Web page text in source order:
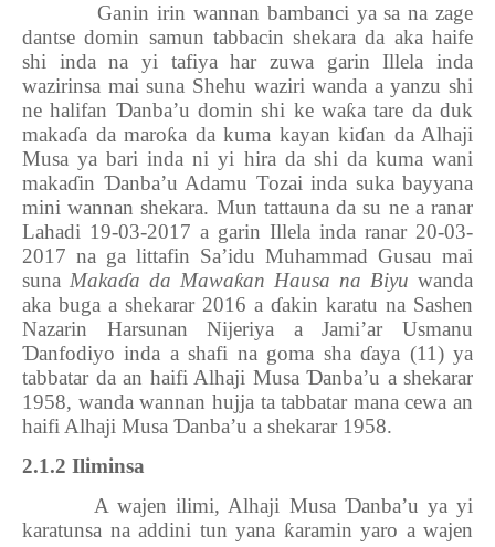
Ganin irin wannan bambanci ya sa na zage
dantse domin samun tabbacin shekara da aka haife
shi inda na yi tafiya har zuwa garin Illela inda
wazirinsa mai suna Shehu waziri wanda a yanzu shi
ne halifan Ɗanba’u domin shi ke waƙa tare da duk
makaɗa da maroƙa da kuma kayan kiɗan da Alhaji
Musa ya bari inda ni yi hira da shi da kuma wani
makaɗin Ɗanba’u Adamu Tozai inda suka bayyana
mini wannan shekara. Mun tattauna da su ne a ranar
Lahadi 19-03-2017 a garin Illela inda ranar 20-03-
2017 na ga littafin Sa’idu Muhammad Gusau mai
suna Makaɗa da Mawaƙan Hausa na Biyu wanda
aka buga a shekarar 2016 a ɗakin karatu na Sashen
Nazarin Harsunan Nijeriya a Jami’ar Usmanu
Ɗanfodiyo inda a shafi na goma shaɗaya (11) ya
tabbatar da an haifi Alhaji Musa Ɗanba’u a shekarar
1958, wanda wannan hujja ta tabbatar mana cewa an
haifi Alhaji Musa Ɗanba’u a shekarar 1958.
2.1.2 Iliminsa
A wajen ilimi, Alhaji Musa Ɗanba’u ya yi
karatunsa na addini tun yana ƙaramin yaro a wajen